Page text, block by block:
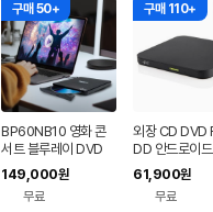
구매 50+
BP60NB10 영화 콘
서트 블루레이 DVD
플레이어 노트북 외장
ODD 맥 호환
149,000원
무료
구매 110+
외장 CD DVD
DD 안드로이
트폰 지원
블랙 히타치엘
9YB70
61,900원
무료